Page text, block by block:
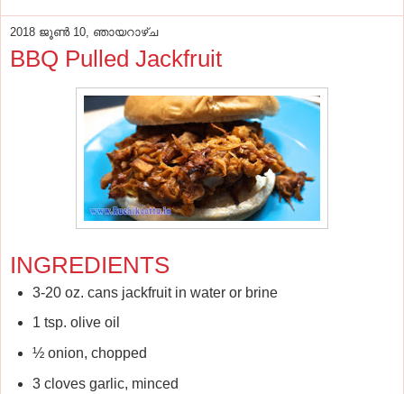
2018 ജൂൺ 10, ഞായറാഴ്‌ച
BBQ Pulled Jackfruit
INGREDIENTS
3-20 oz. cans jackfruit in water or brine
1 tsp. olive oil
½ onion, chopped
3 cloves garlic, minced